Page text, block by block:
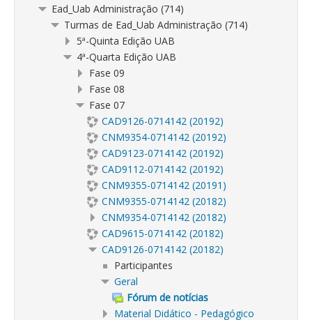
Ead_Uab Administração (714)
Turmas de Ead_Uab Administração (714)
5ª-Quinta Edição UAB
4ª-Quarta Edição UAB
Fase 09
Fase 08
Fase 07
CAD9126-0714142 (20192)
CNM9354-0714142 (20192)
CAD9123-0714142 (20192)
CAD9112-0714142 (20192)
CNM9355-0714142 (20191)
CNM9355-0714142 (20182)
CNM9354-0714142 (20182)
CAD9615-0714142 (20182)
CAD9126-0714142 (20182)
Participantes
Geral
Fórum de notícias
Material Didático - Pedagógico